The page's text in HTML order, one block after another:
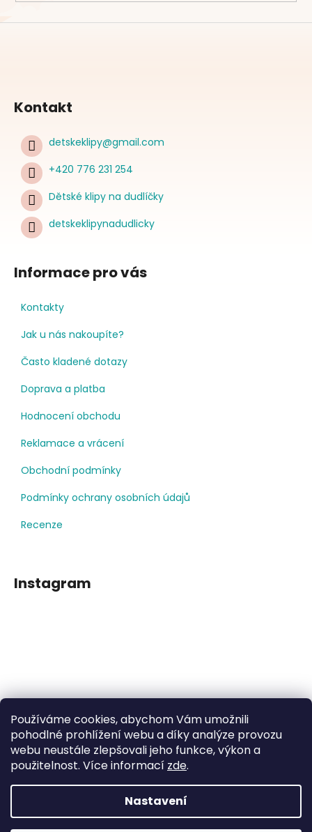
Používáme cookies, abychom Vám umožnili
pohodlné prohlížení webu a díky analýze provozu
webu neustále zlepšovali jeho funkce, výkon a
použitelnost. Více informací zde.
Nastavení
Kontakt
detskeklipy@gmail.com
+420 776 231 254
Dětské klipy na dudlíčky
detskeklipynadudlicky
Informace pro vás
Kontakty
Jak u nás nakoupíte?
Často kladené dotazy
Doprava a platba
Hodnocení obchodu
Reklamace a vrácení
Obchodní podmínky
Podmínky ochrany osobních údajů
Recenze
Instagram
Sledovat na Instagramu
Facebook